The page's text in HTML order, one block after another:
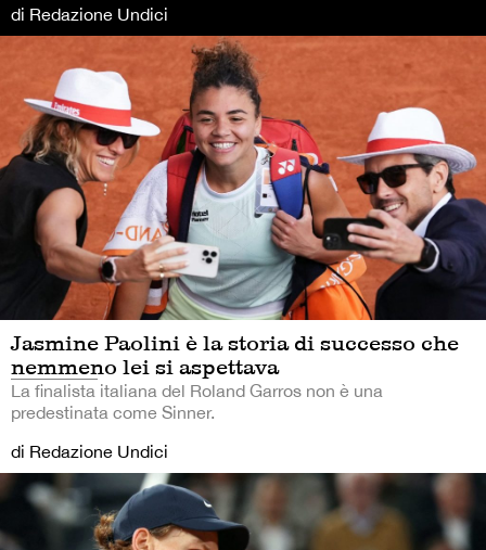
di Redazione Undici
Jasmine Paolini è la storia di successo che
nemmeno lei si aspettava
La finalista italiana del Roland Garros non è una
predestinata come Sinner.
di Redazione Undici